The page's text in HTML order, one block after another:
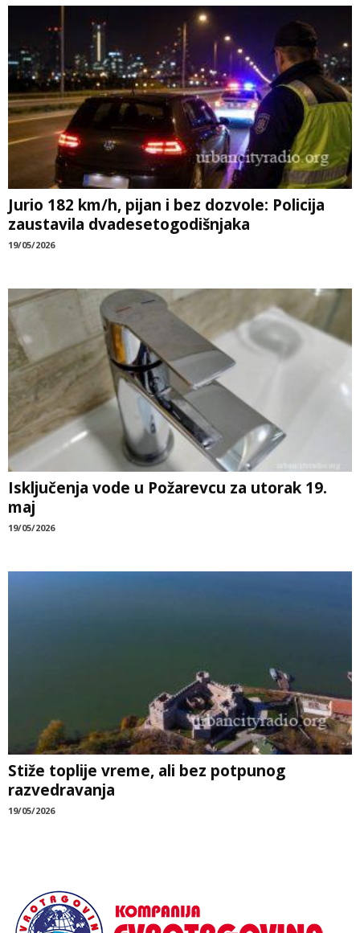
Jurio 182 km/h, pijan i bez dozvole: Policija
zaustavila dvadesetogodišnjaka
19/05/2026
Isključenja vode u Požarevcu za utorak 19.
maj
19/05/2026
Stiže toplije vreme, ali bez potpunog
razvedravanja
19/05/2026